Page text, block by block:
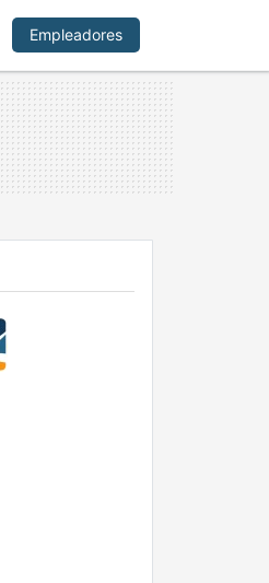
Empleadores